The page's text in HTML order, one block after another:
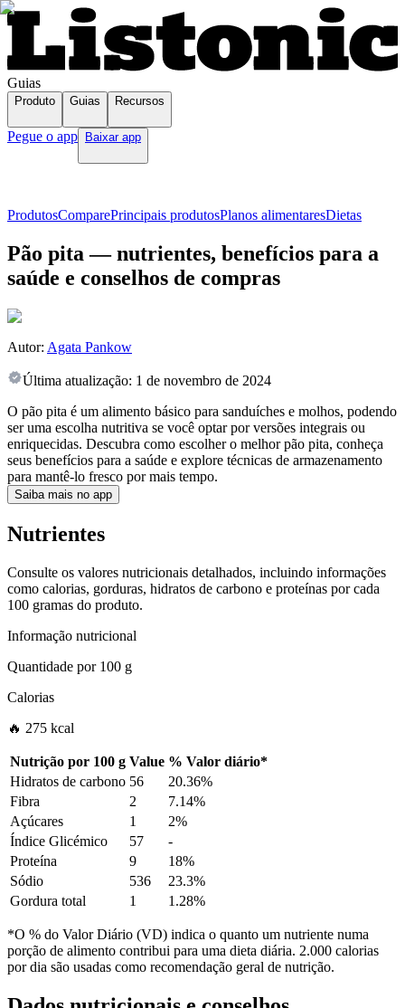
Guias
Produto Guias Recursos
Pegue o app Baixar app
ProdutosComparePrincipais produtosPlanos alimentaresDietas
Pão pita — nutrientes, benefícios para a
saúde e conselhos de compras
Autor: Agata Pankow
Última atualização: 1 de novembro de 2024
O pão pita é um alimento básico para sanduíches e molhos, podendo
ser uma escolha nutritiva se você optar por versões integrais ou
enriquecidas. Descubra como escolher o melhor pão pita, conheça
seus benefícios para a saúde e explore técnicas de armazenamento
para mantê-lo fresco por mais tempo.
Saiba mais no app
Nutrientes
Consulte os valores nutricionais detalhados, incluindo informações
como calorias, gorduras, hidratos de carbono e proteínas por cada
100 gramas do produto.
Informação nutricional
Quantidade por100 g
Calorias
🔥 275 kcal
Nutrição por 100 g Value % Valor diário*
Hidratos de carbono 56
20.36%
Fibra
2
7.14%
Açúcares
1
2%
Índice Glicémico
57
-
Proteína
9
18%
Sódio
536
23.3%
Gordura total
1 1.28%
*O % do Valor Diário (VD) indica o quanto um nutriente numa
porção de alimento contribui para uma dieta diária. 2.000 calorias
por dia são usadas como recomendação geral de nutrição.